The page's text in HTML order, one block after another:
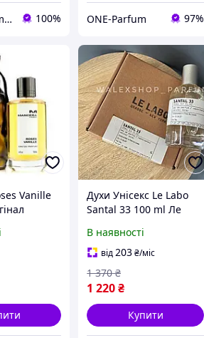
Aura Parfums | Інтернет-магазин парфумерії та косметики 100% ONE-Parfum 97%
Vanille
Духи Унісекс Le Labo
Santal 33 100 ml Ле
В наявності
від203₴/міс
1 220₴
1 370 ₴
Купити